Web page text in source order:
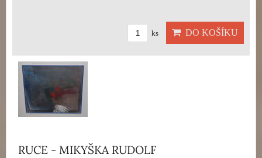
ks DO KOŠÍKU
RUCE - MIKYŠKA RUDOLF